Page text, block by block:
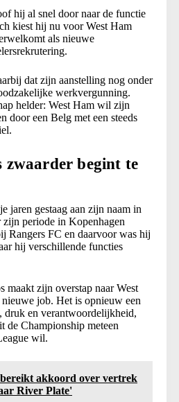
hij al snel door naar de functie
kiest hij nu voor West Ham
als nieuwe
dat zijn aanstelling nog onder
werkvergunning.
helder: West Ham wil zijn
door een Belg met een steeds
zwaarder begint te
jaren gestaag aan zijn naam in
periode in Kopenhagen
Rangers FC en daarvoor was hij
hij verschillende functies
maakt zijn overstap naar West
job. Het is opnieuw een
druk en verantwoordelijkheid,
de Championship meteen
wil.
akkoord over vertrek
River Plate'